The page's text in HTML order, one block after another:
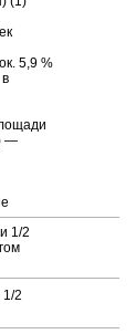
5,9 %
—
1/2
1/2